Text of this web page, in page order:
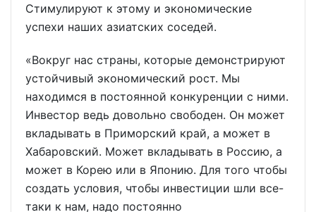
Стимулируют к этому и экономические
успехи наших азиатских соседей.
«Вокруг нас страны, которые демонстрируют
устойчивый экономический рост. Мы
находимся в постоянной конкуренции с ними.
Инвестор ведь довольно свободен. Он может
вкладывать в Приморский край, а может в
Хабаровский. Может вкладывать в Россию, а
может в Корею или в Японию. Для того чтобы
создать условия, чтобы инвестиции шли все-
таки к нам, надо постоянно